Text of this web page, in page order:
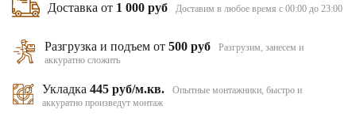
Доставка от 1 000 руб Доставим в любое время с 00:00 до 23:00
Разгрузка и подъем от500 руб
Разгрузим, занесем и
аккуратно сложить
Укладка 445 руб/м.кв.
Опытные монтажники, быстро и
аккуратно произведут монтаж